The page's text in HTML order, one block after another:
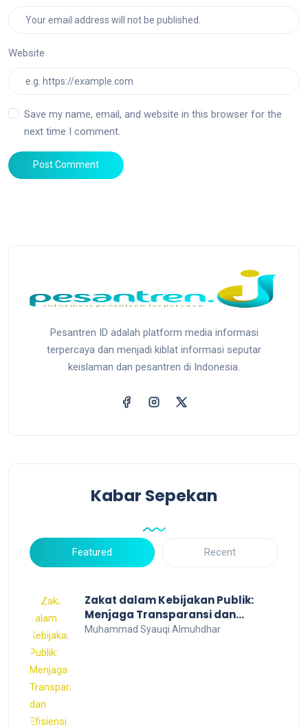
Website
Save my name, email, and website in this browser for the
next time I comment.
Post Comment
Pesantren ID adalah platform media informasi
terpercaya dan menjadi kiblat informasi seputar
keislaman dan pesantren di Indonesia.
Kabar Sepekan
Featured Recent
Zakat dalam Kebijakan Publik:
Menjaga Transparansi dan
Efisiensi untuk Kesejahteraan
Muhammad Syauqi Almuhdhar